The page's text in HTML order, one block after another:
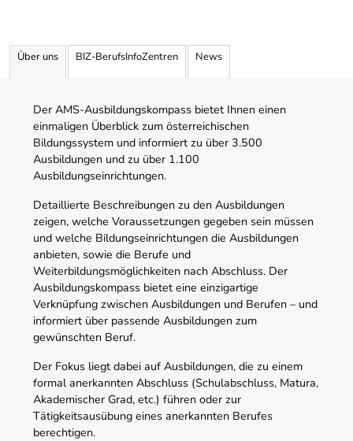
Über uns BIZ-BerufsInfoZentren News
Der AMS-Ausbildungskompass bietet Ihnen einen
einmaligen Überblick zum österreichischen
Bildungssystem und informiert zu über 3.500
Ausbildungen und zu über 1.100
Ausbildungseinrichtungen.
Detaillierte Beschreibungen zu den Ausbildungen
zeigen, welche Voraussetzungen gegeben sein müssen
und welche Bildungseinrichtungen die Ausbildungen
anbieten, sowie die Berufe und
Weiterbildungsmöglichkeiten nach Abschluss. Der
Ausbildungskompass bietet eine einzigartige
Verknüpfung zwischen Ausbildungen und Berufen – und
informiert über passende Ausbildungen zum
gewünschten Beruf.
Der Fokus liegt dabei auf Ausbildungen, die zu einem
formal anerkannten Abschluss (Schulabschluss, Matura,
Akademischer Grad, etc.) führen oder zur
Tätigkeitsausübung eines anerkannten Berufes
berechtigen.